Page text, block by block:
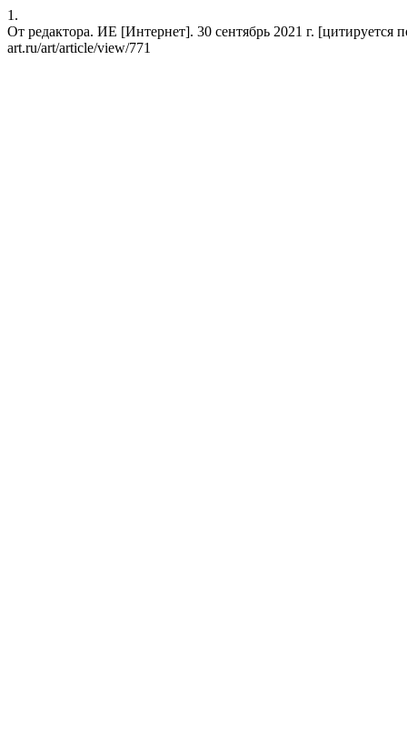
1.
От редактора. ИЕ [Интернет]. 30 сентябрь 2021 г. [цитируется
art.ru/art/article/view/771